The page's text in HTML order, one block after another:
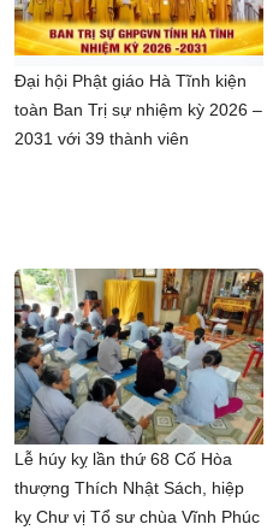
Đại hội Phật giáo Hà Tĩnh kiện
toàn Ban Trị sự nhiệm kỳ 2026 –
2031 với 39 thành viên
Lễ húy kỵ lần thứ 68 Cố Hòa
thượng Thích Nhật Sách, hiệp
kỵ Chư vị Tổ sư chùa Vĩnh Phúc